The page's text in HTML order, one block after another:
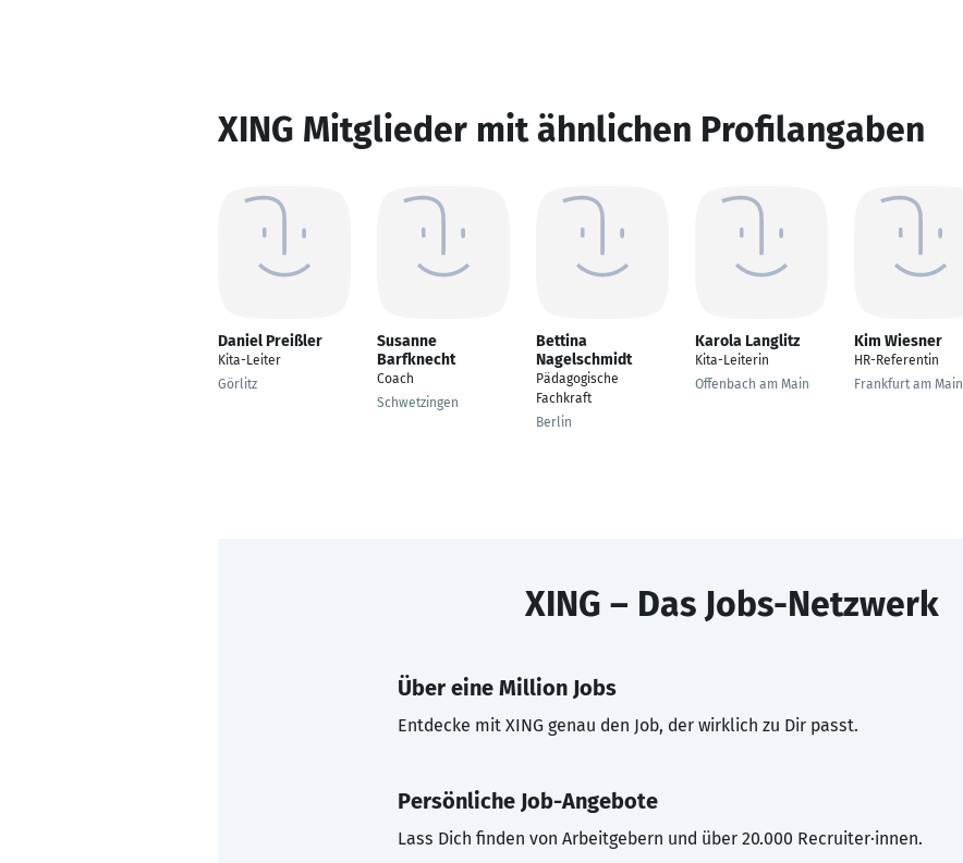
XING Mitglieder mit ähnlichen Profilangaben
Daniel Preißler
Kita-Leiter
Görlitz
Susanne
Barfknecht
Coach
Schwetzingen
Bettina
Nagelschmidt
Pädagogische
Fachkraft
Berlin
Karola Langlitz
Kita-Leiterin
Offenbach am Main
Kim Wiesner
HR-Referentin
Frankfurt am Main
XING – Das Jobs-Netzwerk
Über eine Million Jobs
Entdecke mit XING genau den Job, der wirklich zu Dir passt.
Persönliche Job-Angebote
Lass Dich finden von Arbeitgebern und über 20.000 Recruiter·innen.